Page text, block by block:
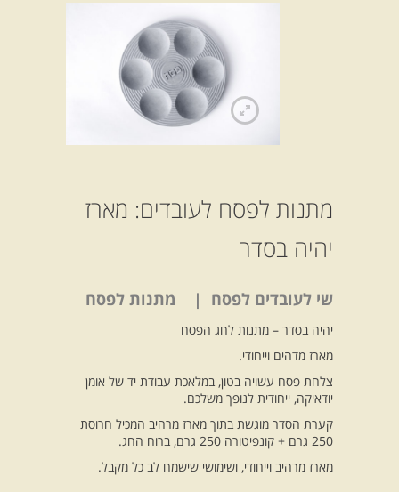
מתנות לפסח לעובדים: מארז
יהיה בסדר
שי לעובדים לפסח | מתנות לפסח
יהיה בסדר – מתנות לחג הפסח
מארז מדהים וייחודי.
צלחת פסח עשויה בטון, במלאכת עבודת יד של אומן
יודאיקה, ייחודית לנופך משלכם.
קערת הסדר מוגשת בתוך מארז מרהיב המכיל חרוסת
250 גרם + קונפיטורה 250 גרם, ברוח החג.
מארז מרהיב וייחודי, ושימושי שישמח לב כל מקבל.